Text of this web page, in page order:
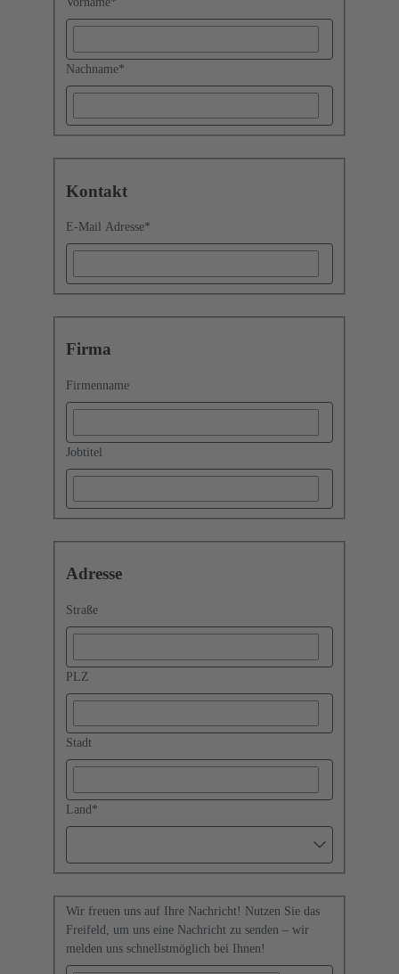
Nachname*
Kontakt
E-Mail Adresse*
Firma
Firmenname
Jobtitel
Adresse
Straße
PLZ
Stadt
Land *
Wir freuen uns auf Ihre Nachricht! Nutzen Sie das
Freifeld, um uns eine Nachricht zu senden – wir
melden uns schnellstmöglich bei Ihnen!